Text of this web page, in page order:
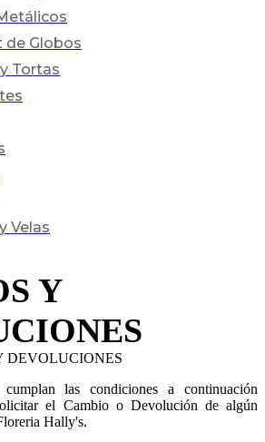
de Globos
Tortas
Velas
Y
DEVOLUCIONES
las condiciones a continuación
el Cambio o Devolución de algún
Hally's.